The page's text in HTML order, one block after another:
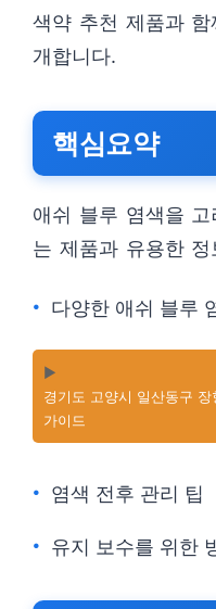
색약 추천 제품과
개합니다.
핵심요약
애쉬 블루 염색을
는 제품과 유용한
다양한 애쉬 블루
▶️
경기도 고양시 일산동구
가이드
염색 전후 관리 팁
유지 보수를 위한